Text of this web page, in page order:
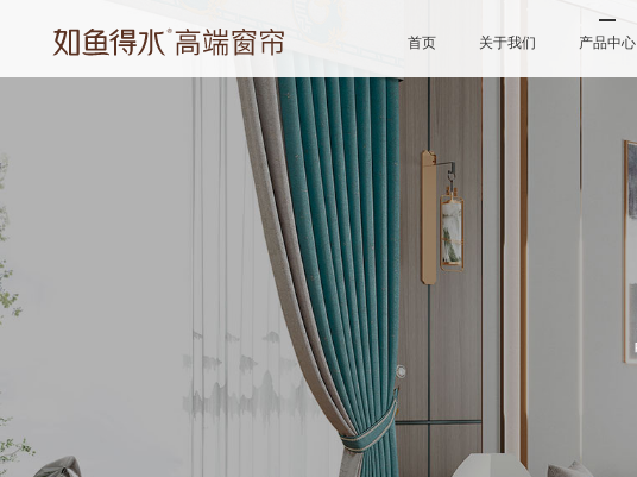
首页 关于我们 产品中心